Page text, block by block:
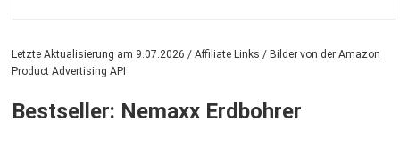
Letzte Aktualisierung am 9.07.2026 / Affiliate Links / Bilder von der Amazon
Product Advertising API
Bestseller: Nemaxx Erdbohrer